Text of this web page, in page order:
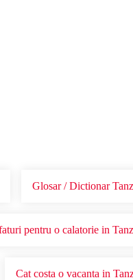
Glosar / Dictionar
pentru o calatorie in
Cat costa o vacanta in